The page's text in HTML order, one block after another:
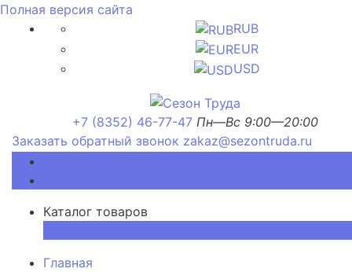
Полная версия сайта
RUB
EUR
USD
+7 (8352) 46-77-47 Пн—Вс 9:00—20:00
Заказать обратный звонок zakaz@sezontruda.ru
Каталог товаров
Главная